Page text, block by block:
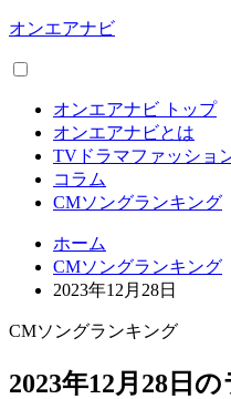
オンエアナビ
オンエアナビ トップ
オンエアナビとは
TVドラマファッショ
コラム
CMソングランキング
ホーム
CMソングランキング
2023年12月28日
CMソングランキング
2023年12月28日